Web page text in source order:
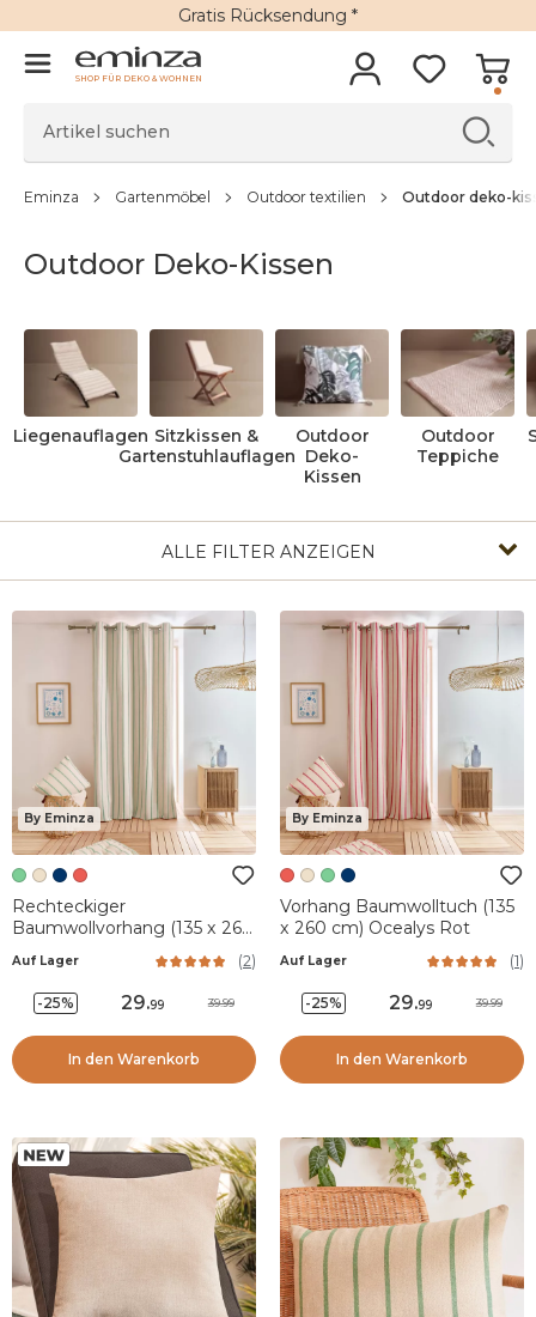
Gratis Rücksendung *
SHOP FÜR DEKO & WOHNEN
Eminza Gartenmöbel Outdoor textilien Outdoor deko-
Outdoor Deko-Kissen
Liegenauflagen Sitzkissen &
Gartenstuhlauflagen
Outdoor
Deko-
Kissen
Outdoor
Teppiche
ALLE FILTER ANZEIGEN
By Eminza
Rechteckiger
Baumwollvorhang (135 x 260
Auf Lager (2)
-25% 29.99 39.99
In den Warenkorb
By Eminza
Vorhang Baumwolltuch (135
x 260 cm) Ocealys Rot
Auf Lager (1)
-25% 29.99 39.99
In den Warenkorb